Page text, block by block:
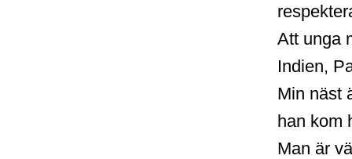
Att unga
Indien,
Min näst
han kom
Man är